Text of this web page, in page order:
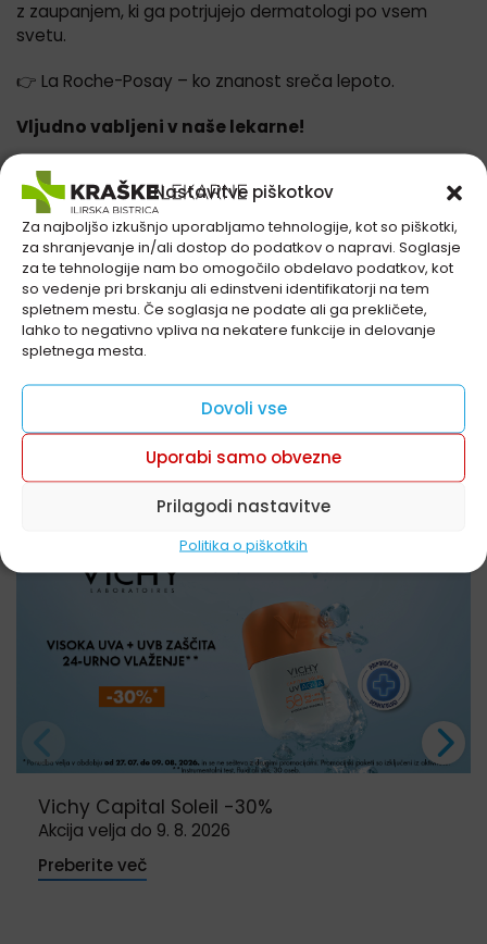
Nastavitve piškotkov
Za najboljšo izkušnjo uporabljamo tehnologije, kot so piškotki,
za shranjevanje in/ali dostop do podatkov o napravi. Soglasje
za te tehnologije nam bo omogočilo obdelavo podatkov, kot
so vedenje pri brskanju ali edinstveni identifikatorji na tem
spletnem mestu. Če soglasja ne podate ali ga prekličete,
lahko to negativno vpliva na nekatere funkcije in delovanje
spletnega mesta.
Dovoli vse
Uporabi samo obvezne
Prilagodi nastavitve
Politika o piškotkih
z zaupanjem, ki ga potrjujejo dermatologi po vsem
svetu.
👉 La Roche-Posay – ko znanost sreča lepoto.
Vljudno vabljeni v naše lekarne!
Imate dodatna vprašanja?
Preglejte seznam lekarn in obiščite nas!!
Preskoči sekcijo Akcije in ugodnosti
Akcije in ugodnosti v naših
Izdelke je možno kupiti izključno v fizičnih lekarnah in
niso na voljo za spletni nakup.
Preglejte seznam naših lekarn
Vichy Capital Soleil -30%
Akcija velja do 9. 8. 2026
Preberite več